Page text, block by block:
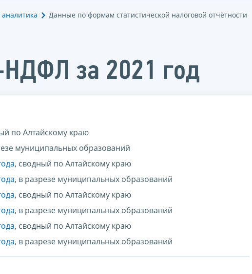
Данные по формам статистической налоговой отчётности
за 2021 год
по Алтайскому краю
муниципальных образований
, сводный по Алтайскому краю
, в разрезе муниципальных образований
, сводный по Алтайскому краю
, в разрезе муниципальных образований
, сводный по Алтайскому краю
, в разрезе муниципальных образований